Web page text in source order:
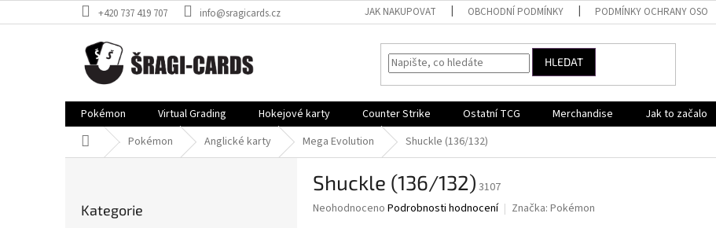
na
+420 737 419 707 info@sragicards.cz JAK NAKUPOVAT OBCHODNÍ PODMÍNKY PODMÍNKY OCHRANY
HLEDAT
Pokémon Virtual Grading Hokejové karty Counter Strike Ostatní TCG Merchandise Jak to začalo
Domů Pokémon Anglické karty Mega Evolution Shuckle (136/132)
kategorie
Kategorie
Shuckle (136/132) 3107
Průměrné
Neohodnoceno Podrobnosti hodnocení Značka: Pokémon